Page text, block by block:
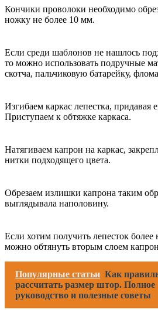
Кончики проволоки необходимо
ножку не более 10 мм.
Если среди шаблонов не нашлось
то можно использовать подручные
скотча, пальчиковую батарейку,
Изгибаем каркас лепестка,
Приступаем к обтяжке каркаса.
Натягиваем капрон на каркас,
нитки подходящего цвета.
Обрезаем излишки капрона таким
выглядывала наполовину.
Если хотим получить лепесток
можно обтянуть вторым слоем
Популярные статьи Как
рассчитать размер штор. Полное
руководство и полезные советы